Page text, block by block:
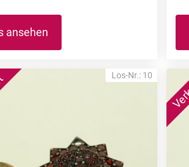
ansehen
Los-Nr.: 10